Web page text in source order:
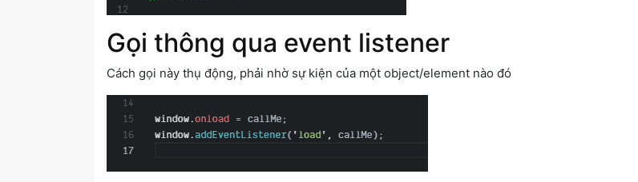
Gọi thông qua event listener
Cách gọi này thụ động, phải nhờ sự kiện của một object/element nào đó